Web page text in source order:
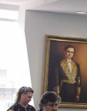
destacar que
habían
De esta forma,
y concentrará a
Rodriguez
replicarán en las
provincias en el